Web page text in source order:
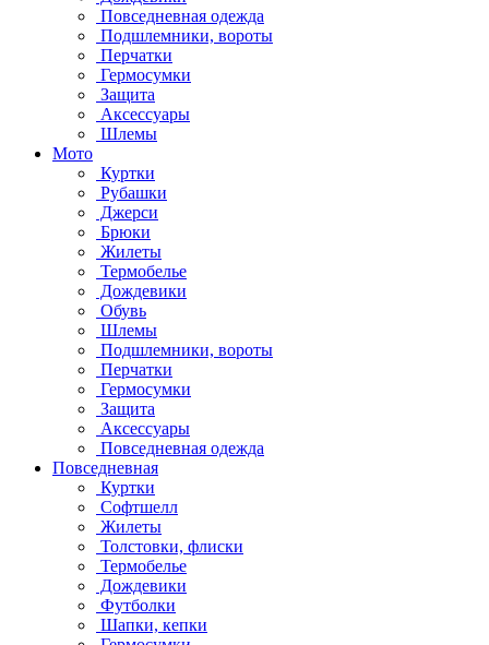
Повседневная одежда
Подшлемники, вороты
Перчатки
Гермосумки
Защита
Аксессуары
Шлемы
Мото
Куртки
Рубашки
Джерси
Брюки
Жилеты
Термобелье
Дождевики
Обувь
Шлемы
Подшлемники, вороты
Перчатки
Гермосумки
Защита
Аксессуары
Повседневная одежда
Повседневная
Куртки
Софтшелл
Жилеты
Толстовки, флиски
Термобелье
Дождевики
Футболки
Шапки, кепки